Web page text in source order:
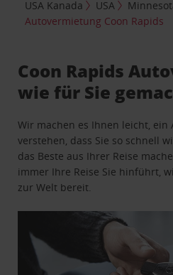
USA Kanada
USA
Autovermietung Coon Rapids
Coon Rapids
wie für Sie
Wir machen es Ihnen leicht,
verstehen, dass Sie so schnell
das Beste aus Ihrer Reise
immer Ihre Reise Sie hinführt,
zur Welt bereit.